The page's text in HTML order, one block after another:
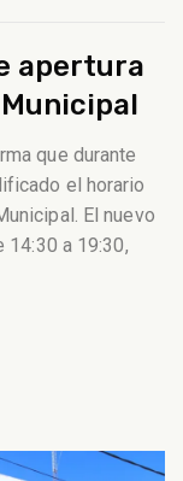
apertura
que durante
el horario
El nuevo
14:30 a 19:30,